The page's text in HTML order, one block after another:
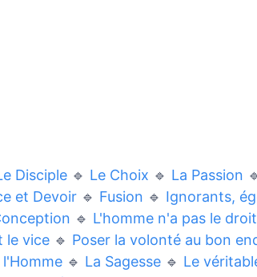
Disciple 🔹 Le Choix 🔹 La Passion
et Devoir 🔹 Fusion 🔹 Ignorants,
🔹 L'homme n'a pas le
le vice 🔹 Poser la volonté au bon
🔹 La Sagesse 🔹 Le